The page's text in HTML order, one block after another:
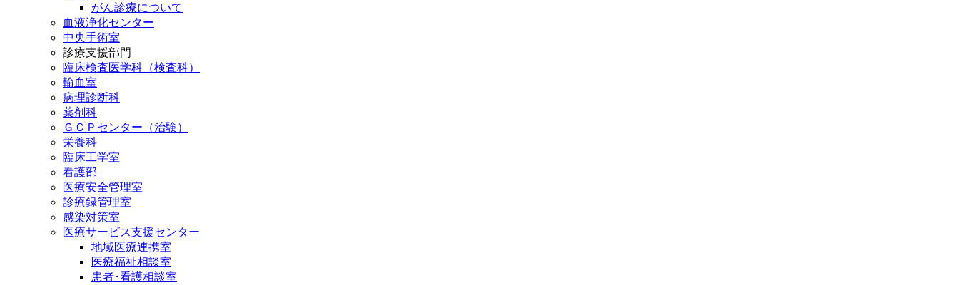
がん診療について
血液浄化センター
中央手術室
診療支援部門
臨床検査医学科（検査科）
輸血室
病理診断科
薬剤科
ＧＣＰセンター（治験）
栄養科
臨床工学室
看護部
医療安全管理室
診療録管理室
感染対策室
医療サービス支援センター
地域医療連携室
医療福祉相談室
患者･看護相談室